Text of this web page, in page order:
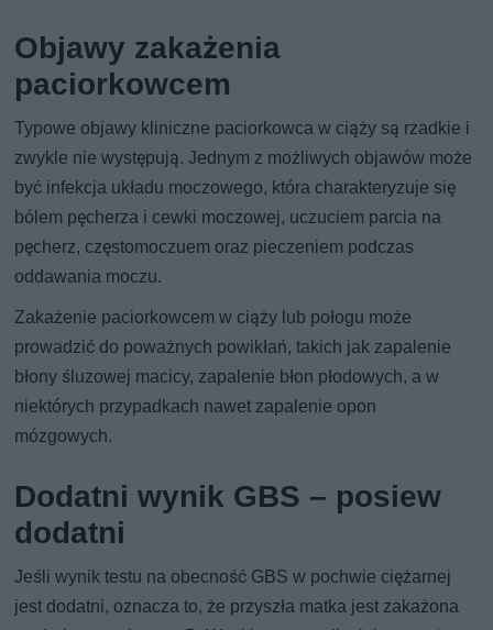
Objawy zakażenia
paciorkowcem
Typowe objawy kliniczne paciorkowca w ciąży są rzadkie i
zwykle nie występują. Jednym z możliwych objawów może
być infekcja układu moczowego, która charakteryzuje się
bólem pęcherza i cewki moczowej, uczuciem parcia na
pęcherz, częstomoczuem oraz pieczeniem podczas
oddawania moczu.
Zakażenie paciorkowcem w ciąży lub połogu może
prowadzić do poważnych powikłań, takich jak zapalenie
błony śluzowej macicy, zapalenie błon płodowych, a w
niektórych przypadkach nawet zapalenie opon
mózgowych.
Dodatni wynik GBS – posiew
dodatni
Jeśli wynik testu na obecność GBS w pochwie ciężarnej
jest dodatni, oznacza to, że przyszła matka jest zakażona